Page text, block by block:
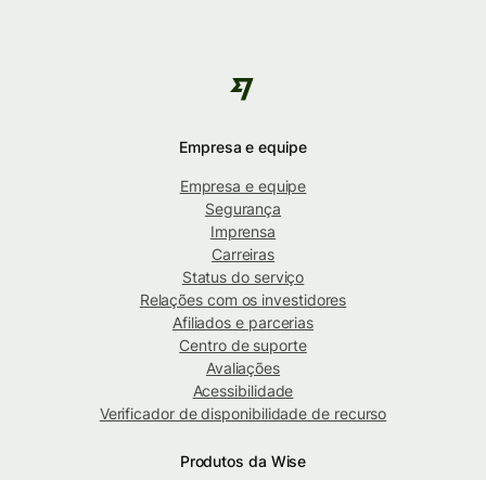
Empresa e equipe
Empresa e equipe
Segurança
Imprensa
Carreiras
Status do serviço
Relações com os investidores
Afiliados e parcerias
Centro de suporte
Avaliações
Acessibilidade
Verificador de disponibilidade de recurso
Produtos da Wise